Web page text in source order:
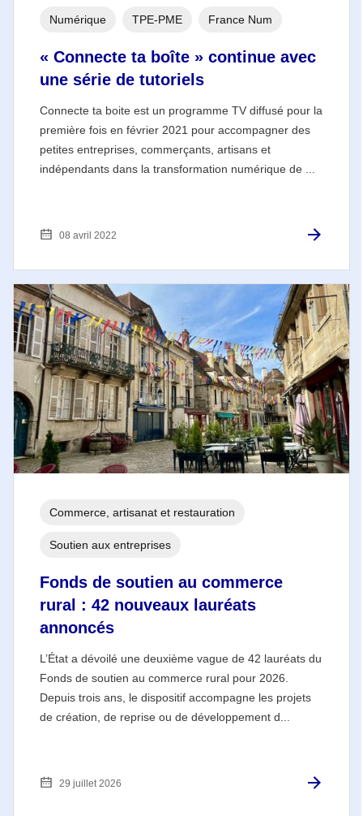
« Connecte ta boîte » continue avec
une série de tutoriels
Connecte ta boite est un programme TV diffusé pour la
première fois en février 2021 pour accompagner des
petites entreprises, commerçants, artisans et
indépendants dans la transformation numérique de ...
Numérique TPE-PME France Num
08 avril 2022
Fonds de soutien au commerce
rural : 42 nouveaux lauréats
annoncés
L’État a dévoilé une deuxième vague de 42 lauréats du
Fonds de soutien au commerce rural pour 2026.
Depuis trois ans, le dispositif accompagne les projets
de création, de reprise ou de développement d...
Commerce, artisanat et restauration
Soutien aux entreprises
29 juillet 2026